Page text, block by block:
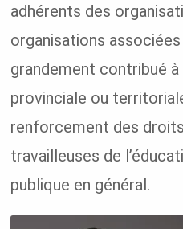
adhérents des
organisations
grandement contribué
provinciale ou
renforcement des
travailleuses de
publique en général.